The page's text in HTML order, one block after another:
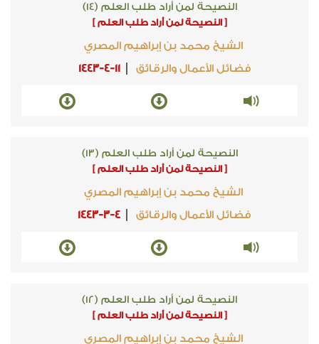
النصيحة لمن أراد طلب العلم (14)
[ النصيحة لمن أراد طلب العلم ]
الشيخ محمد بن إبراهيم المصري
فضائل الأعمال والرقائق
1443-4-11
النصيحة لمن أراد طلب العلم (13)
[ النصيحة لمن أراد طلب العلم ]
الشيخ محمد بن إبراهيم المصري
فضائل الأعمال والرقائق
1443-3-4
النصيحة لمن أراد طلب العلم (12)
[ النصيحة لمن أراد طلب العلم ]
الشيخ محمد بن إبراهيم المصري